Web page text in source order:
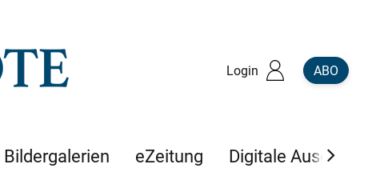
Login ABO
Bildergalerien eZeitung Digitale Ausgaben